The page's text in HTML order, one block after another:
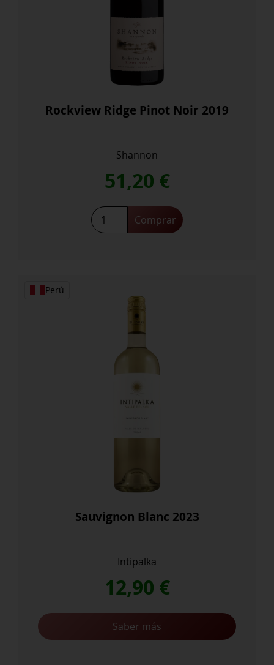
Rockview Ridge Pinot Noir 2019
Shannon
51,20 €
Rockview
Ridge
Comprar
Perú
Sauvignon Blanc 2023
Intipalka
12,90 €
Saber más